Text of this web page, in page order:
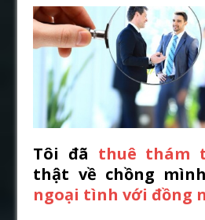
Tôi đã thuê thám
thật về chồng
ngoại tình với đồng